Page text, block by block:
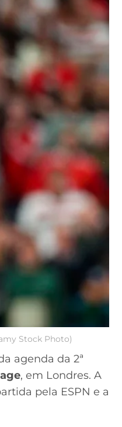
Stock Photo)
agenda da 2ª
, em Londres. A
pela ESPN e a